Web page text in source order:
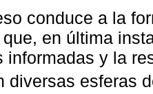
conduce a la
en última
informadas y la
diversas esferas